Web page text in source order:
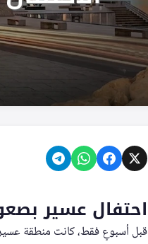
احتفال عسير
قبل أسبوعٍ فقط، كانت منطقة